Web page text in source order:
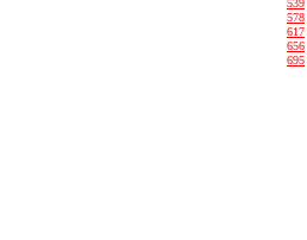
539
578
617
656
695